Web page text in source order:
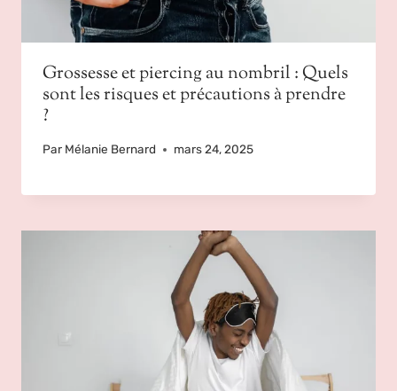
Grossesse et piercing au nombril : Quels
sont les risques et précautions à prendre
?
Par Mélanie Bernard mars 24, 2025